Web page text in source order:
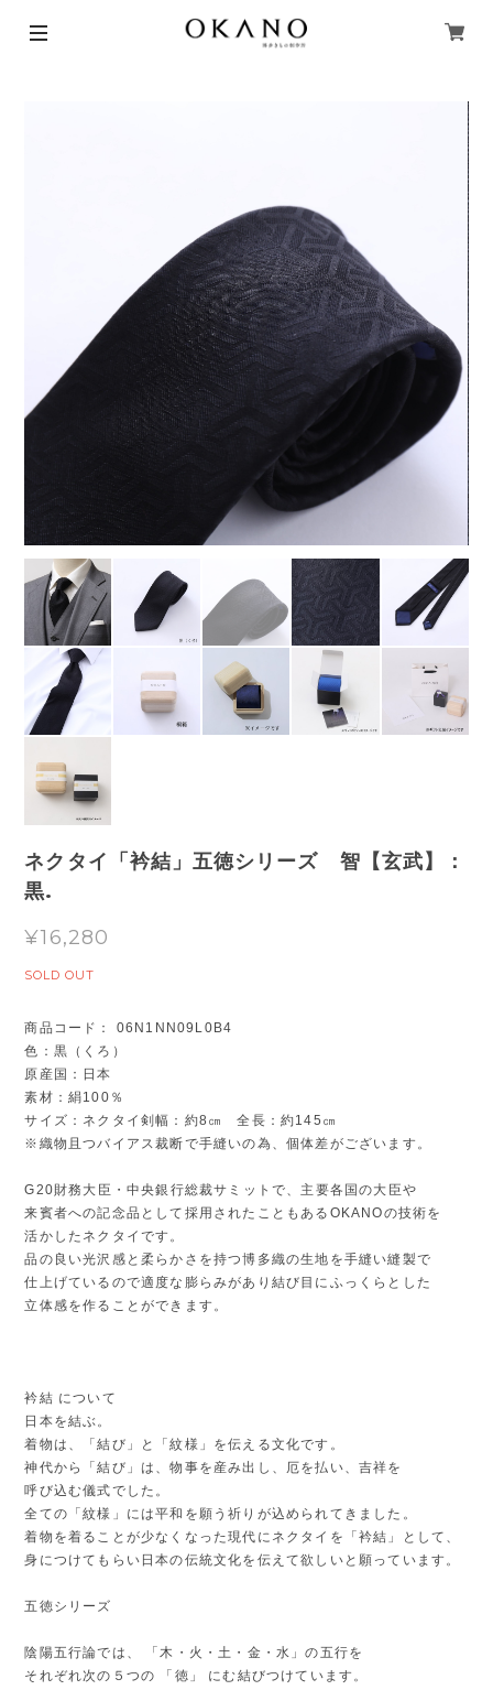
ネクタイ「衿結」五徳シリーズ 智【玄武】：
黒.
¥16,280
SOLD OUT
商品コード： 06N1NN09L0B4
色：黒（くろ）
原産国：日本
素材：絹100％
サイズ：ネクタイ剣幅：約8㎝ 全長：約145㎝
※織物且つバイアス裁断で手縫いの為、個体差がございます。
G20財務大臣・中央銀行総裁サミットで、主要各国の大臣や
来賓者への記念品として採用されたこともあるOKANOの技術を
活かしたネクタイです。
品の良い光沢感と柔らかさを持つ博多織の生地を手縫い縫製で
仕上げているので適度な膨らみがあり結び目にふっくらとした
立体感を作ることができます。
衿結 について
日本を結ぶ。
着物は、「結び」と「紋様」を伝える文化です。
神代から「結び」は、物事を産み出し、厄を払い、吉祥を
呼び込む儀式でした。
全ての「紋様」には平和を願う祈りが込められてきました。
着物を着ることが少なくなった現代にネクタイを「衿結」として、
身につけてもらい日本の伝統文化を伝えて欲しいと願っています。
五徳シリーズ
陰陽五行論では、 「木・火・土・金・水」の五行を
それぞれ次の５つの 「徳」 にむ結びつけています。